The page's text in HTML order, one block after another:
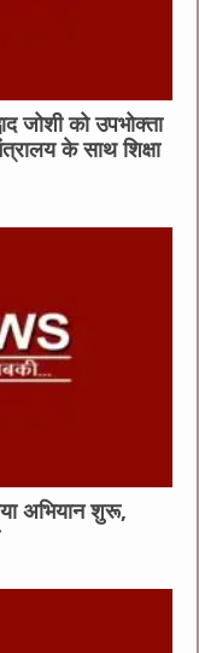
जोशी को उपभोक्ता
के साथ शिक्षा
अभियान शुरू,